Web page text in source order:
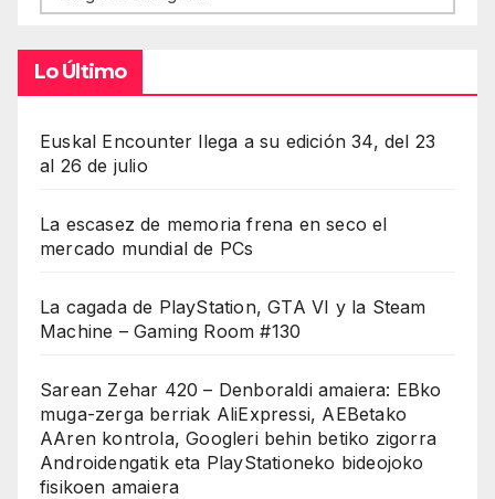
Lo Último
Euskal Encounter llega a su edición 34, del 23
al 26 de julio
La escasez de memoria frena en seco el
mercado mundial de PCs
La cagada de PlayStation, GTA VI y la Steam
Machine – Gaming Room #130
Sarean Zehar 420 – Denboraldi amaiera: EBko
muga-zerga berriak AliExpressi, AEBetako
AAren kontrola, Googleri behin betiko zigorra
Androidengatik eta PlayStationeko bideojoko
fisikoen amaiera